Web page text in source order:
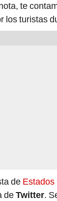
te
los turistas
de Estados
deTwitter.